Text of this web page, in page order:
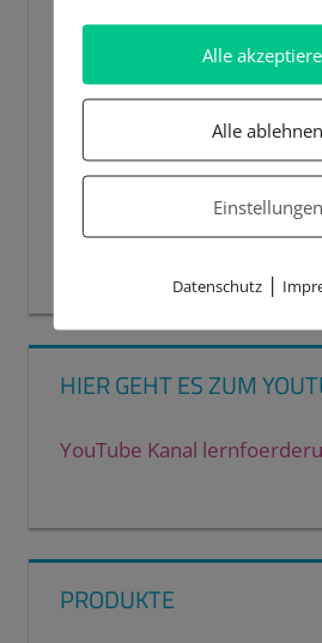
HIER GEHT ES ZUM
YouTube Kanal
PRODUKTE
Alle
Alle ablehnen
Einstellungen
Datenschutz|